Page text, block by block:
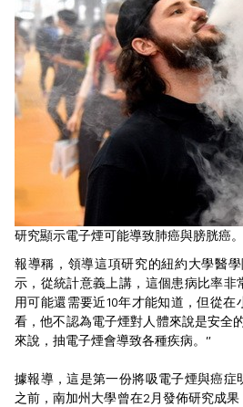
研究顯示電子煙可能導致肺癌與膀胱癌
報導稱，領導這項研究的紐約大學醫學
示，從統計意義上講，這個患病比率非
用可能還需要近10年才能知道，但從在
看，他不認為電子煙對人體來說是安全
來說，抽電子煙會導致各種疾病。”
據報導，這是第一份將吸電子煙與癌症
之前，南加州大學曾在2月發佈研究成